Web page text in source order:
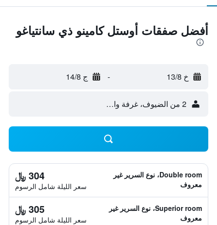
أفضل صفقات أوستل كامينو ذي سانتياغو
خ 13/8 - ج 14/8
2 من الضيوف، غرفة واحدة
Double room، نوع السرير غير
معروف
304 ﷼
سعر الليلة شامل الرسوم
Superior room، نوع السرير غير
معروف
305 ﷼
سعر الليلة شامل الرسوم